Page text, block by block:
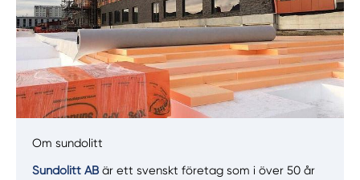
Om sundolitt
Sundolitt AB är ett svenskt företag som i över 50 år